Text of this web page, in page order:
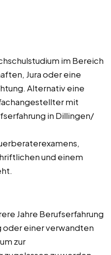
im Bereich
Jura oder eine
Alternativ eine
mit
in Dillingen/
und einem
Jahre Berufserfahrung
oder einer verwandten
zur